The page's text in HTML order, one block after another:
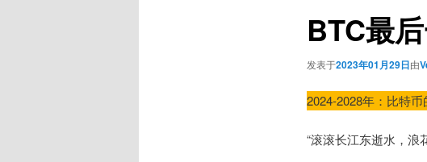
BTC最
发表于2023年01月29日由
2024-2028年：比特
“滚滚长江东逝水，浪